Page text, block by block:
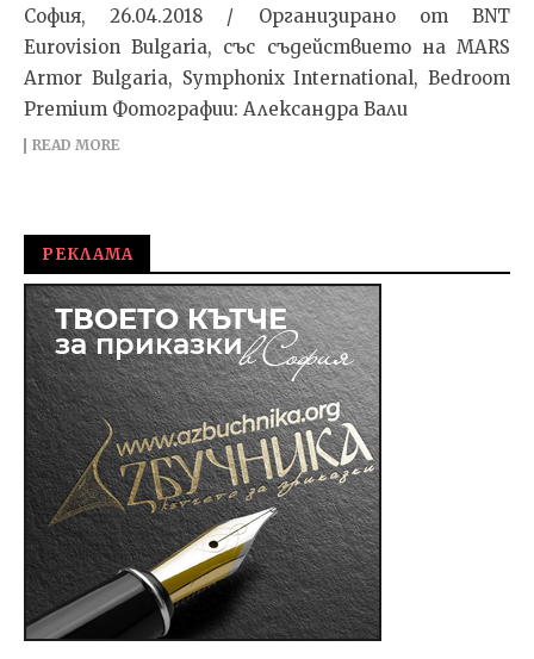
София, 26.04.2018 / Организирано от BNT
Eurovision Bulgaria, със съдействието на MARS
Armor Bulgaria, Symphonix International, Bedroom
Premium Фотографии: Александра Вали
READ MORE
РЕКЛАМА